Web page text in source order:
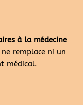
à la médecine
remplace ni un
médical.